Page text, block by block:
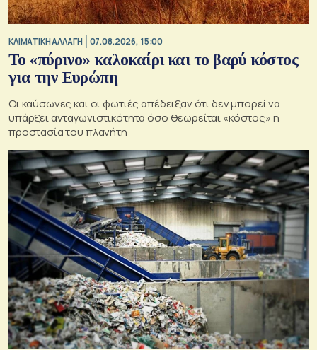
ΚΛΙΜΑΤΙΚΗ ΑΛΛΑΓΗ 07.08.2026, 15:00
Το «πύρινο» καλοκαίρι και το βαρύ κόστος
για την Ευρώπη
Οι καύσωνες και οι φωτιές απέδειξαν ότι δεν μπορεί να
υπάρξει ανταγωνιστικότητα όσο θεωρείται «κόστος» η
προστασία του πλανήτη